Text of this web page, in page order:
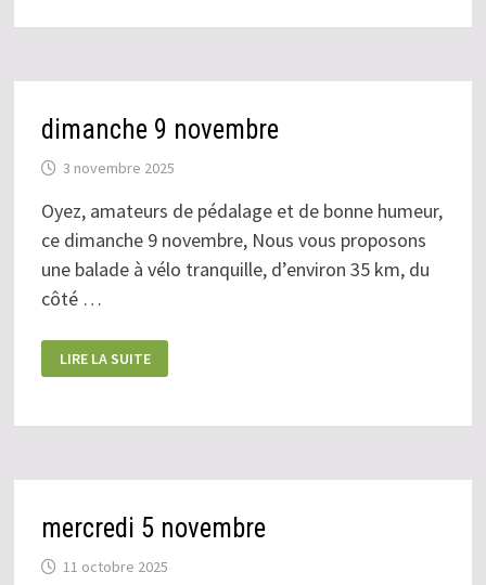
ST-
dimanche 9 novembre
3 novembre 2025
Oyez, amateurs de pédalage et de bonne humeur,
ce dimanche 9 novembre, Nous vous proposons
une balade à vélo tranquille, d’environ 35 km, du
côté …
9
NOVEMBRE
LIRE LA SUITE
mercredi 5 novembre
11 octobre 2025